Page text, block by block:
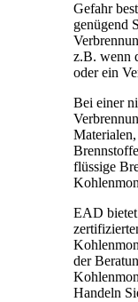
Gefahr
genügend
z.B. wenn
oder ein
Bei einer
flüssige
EAD
der
Handeln